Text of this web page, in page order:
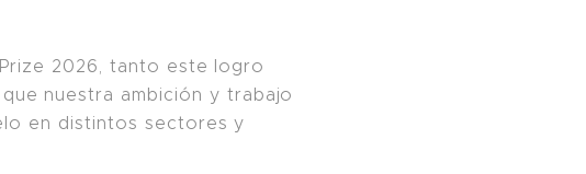
2026, tanto este logro
nuestra ambición y trabajo
en distintos sectores y